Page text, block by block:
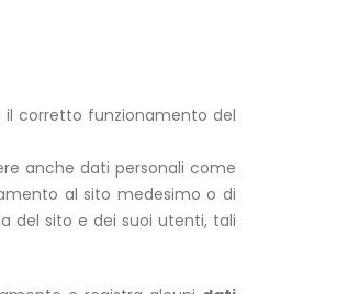
corretto funzionamento del
anche dati personali come
al sito medesimo o di
del sito e dei suoi utenti, tali